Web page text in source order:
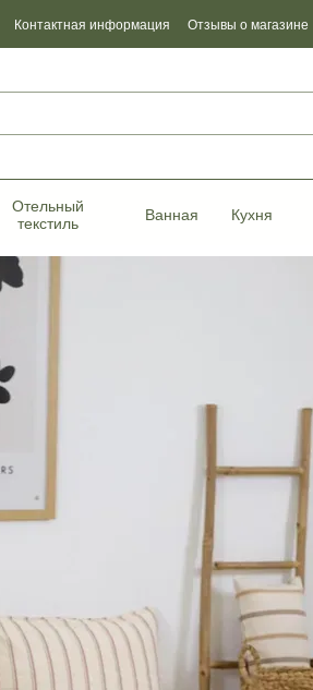
Контактная информация Отзывы о магазине
Сертификаты качества
Отельный
текстиль
Ванная Кухня